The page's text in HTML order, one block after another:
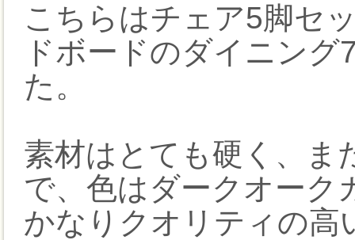
こちらはチェア5脚セ
ドボードのダイニン
た。
素材はとても硬く、ま
で、色はダークオーク
かなりクオリティの高